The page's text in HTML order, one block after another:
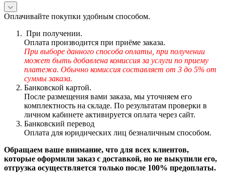
Оплачивайте покупки удобным способом.
При получении.
Оплата производится при приёме заказа.
При выборе данного способа оплаты, при получении
может быть добавлена комиссия за услуги по приему
платежа. Обычно комиссия составляет от 3 до 5% от
суммы заказа.
Банковской картой.
После размещения вами заказа, мы уточняем его
комплектность на складе. По результатам проверки в
личном кабинете активируется оплата через сайт.
Банковский перевод
Оплата для юридических лиц безналичным способом.
Обращаем ваше внимание, что для всех клиентов,
которые оформили заказ с доставкой, но не выкупили его,
отгрузка осуществляется только после 100% предоплаты.